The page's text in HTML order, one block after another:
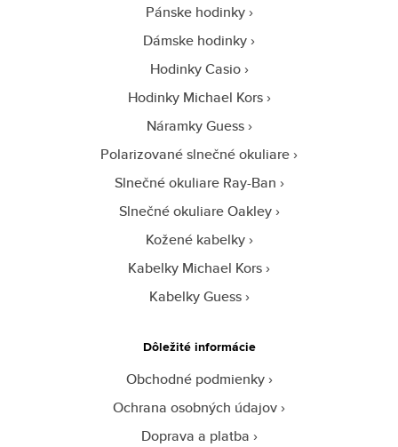
Pánske hodinky
Dámske hodinky
Hodinky Casio
Hodinky Michael Kors
Náramky Guess
Polarizované slnečné okuliare
Slnečné okuliare Ray-Ban
Slnečné okuliare Oakley
Kožené kabelky
Kabelky Michael Kors
Kabelky Guess
Dôležité informácie
Obchodné podmienky
Ochrana osobných údajov
Doprava a platba